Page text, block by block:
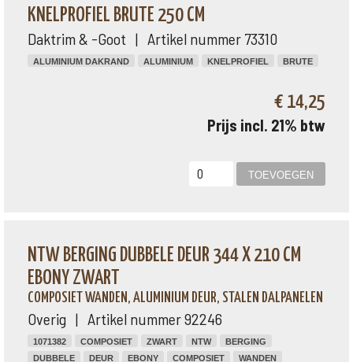
KNELPROFIEL BRUTE 250 CM
Daktrim & -Goot | Artikel nummer 73310
ALUMINIUM DAKRAND ALUMINIUM KNELPROFIEL BRUTE
€ 14,25
Prijs incl. 21% btw
NTW BERGING DUBBELE DEUR 344 X 210 CM
EBONY ZWART
COMPOSIET WANDEN, ALUMINIUM DEUR, STALEN DALPANELEN
Overig | Artikel nummer 92246
1071382 COMPOSIET ZWART NTW
BERGING
DUBBELE
DEUR EBONY COMPOSIET WANDEN